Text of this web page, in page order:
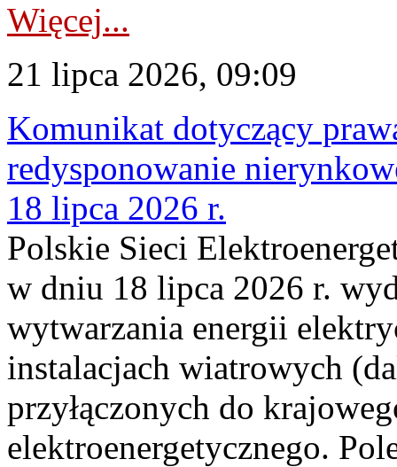
Więcej...
21 lipca 2026, 09:09
Komunikat dotyczący
redysponowanie
18 lipca 2026 r.
Polskie Sieci
w dniu 18 lipca 2026 r.
wytwarzania energii
instalacjach wiatrowych
przyłączonych do
elektroenergetycznego.